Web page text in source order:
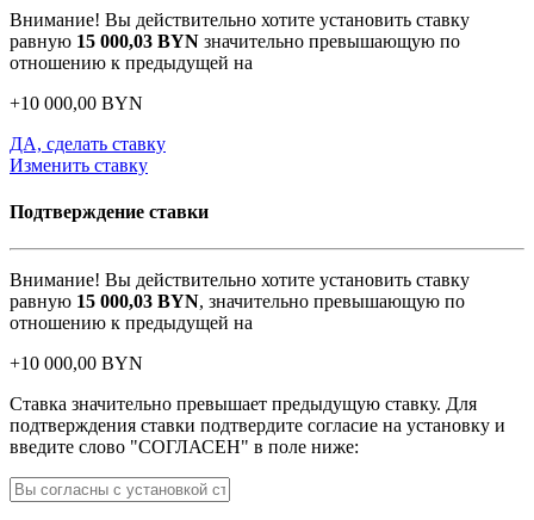
Внимание! Вы действительно хотите установить ставку
равную 15 000,03 BYN значительно превышающую по
отношению к предыдущей на
+10 000,00 BYN
ДА, сделать ставку
Изменить ставку
Подтверждение ставки
Внимание! Вы действительно хотите установить ставку
равную 15 000,03 BYN, значительно превышающую по
отношению к предыдущей на
+10 000,00 BYN
Ставка значительно превышает предыдущую ставку. Для
подтверждения ставки подтвердите согласие на установку и
введите слово "СОГЛАСЕН" в поле ниже: